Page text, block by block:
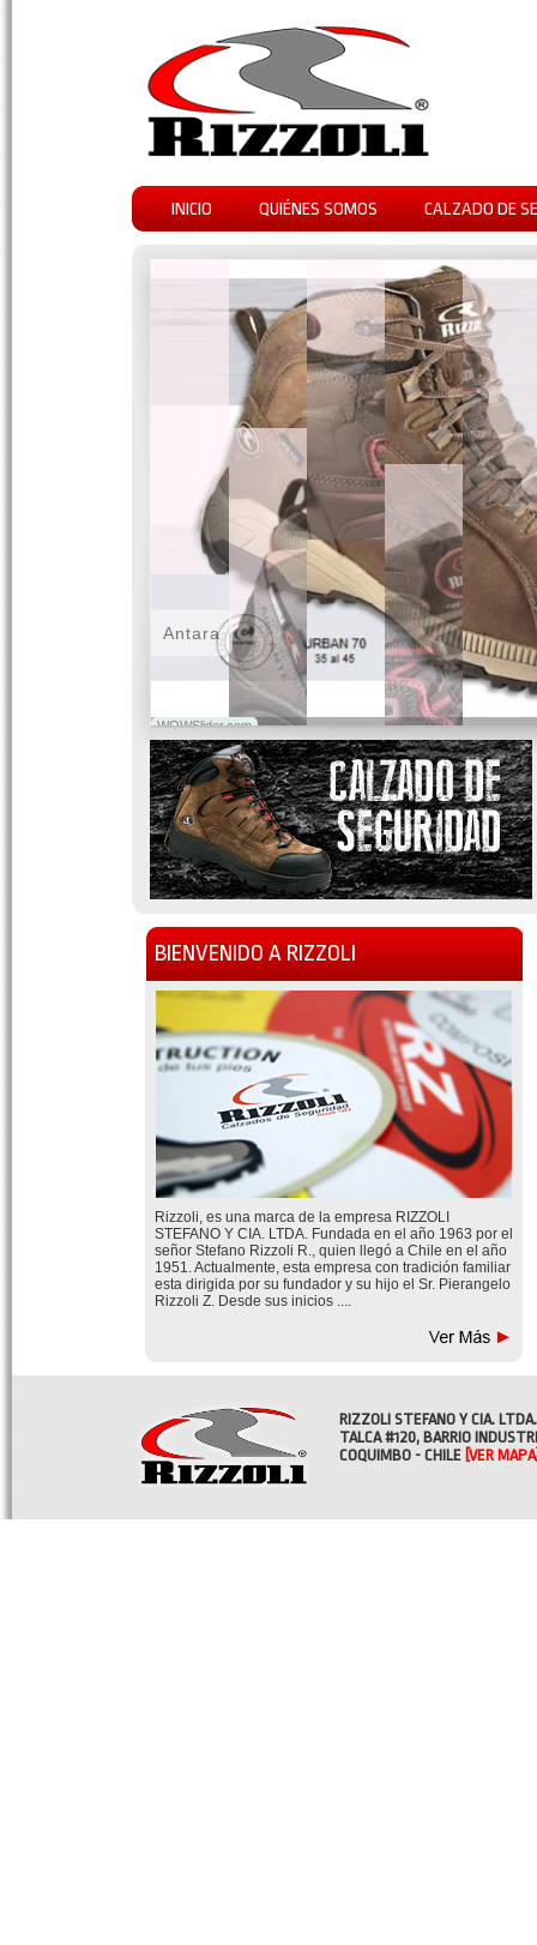
INICIO QUIÉNES SOMOS CALZADO DE
WOWSlider.com
Antara
BIENVENIDO A RIZZOLI
Rizzoli, es una marca de la empresa RIZZOLI
STEFANO Y CIA. LTDA. Fundada en el año 1963 por el
señor Stefano Rizzoli R., quien llegó a Chile en el año
1951. Actualmente, esta empresa con tradición familiar
esta dirigida por su fundador y su hijo el Sr. Pierangelo
Rizzoli Z. Desde sus inicios ....
RIZZOLI STEFANO Y CIA. LTDA.
TALCA #120, BARRIO
COQUIMBO - CHILE [VER